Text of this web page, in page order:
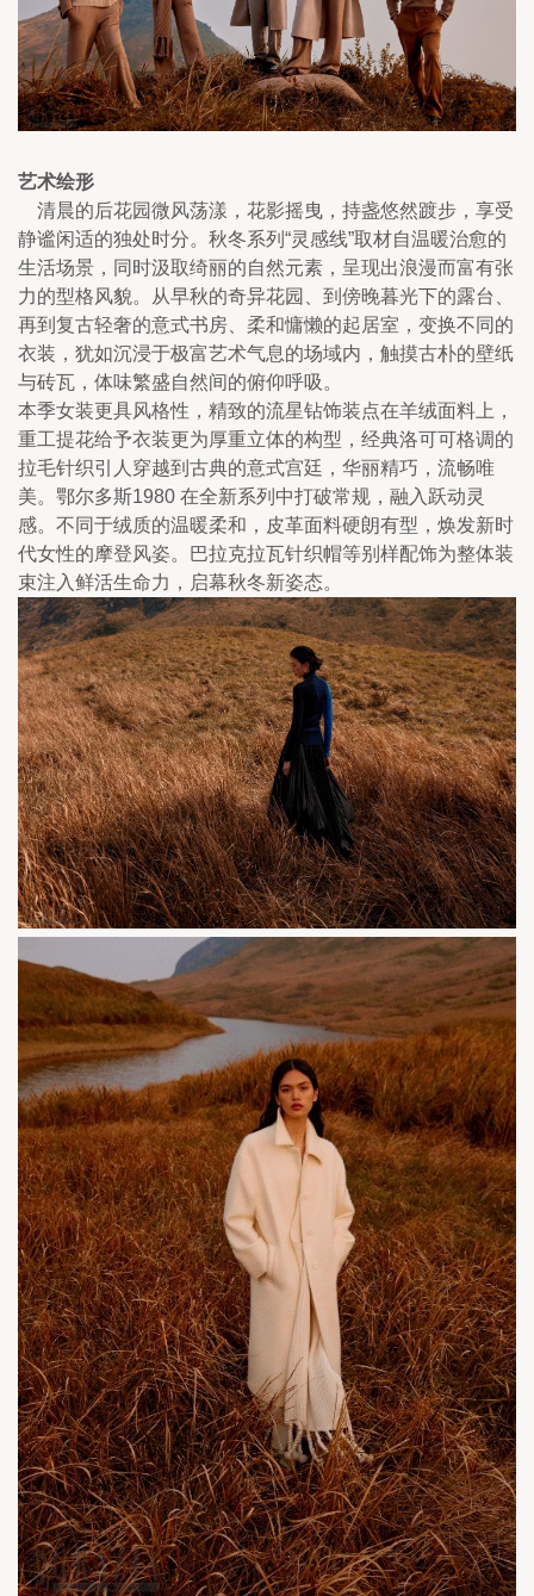
艺术绘形
清晨的后花园微风荡漾，花影摇曳，持盏悠然踱步，享受
静谧闲适的独处时分。秋冬系列“灵感线”取材自温暖治愈的
生活场景，同时汲取绮丽的自然元素，呈现出浪漫而富有张
力的型格风貌。从早秋的奇异花园、到傍晚暮光下的露台、
再到复古轻奢的意式书房、柔和慵懒的起居室，变换不同的
衣装，犹如沉浸于极富艺术气息的场域内，触摸古朴的壁纸
与砖瓦，体味繁盛自然间的俯仰呼吸。
本季女装更具风格性，精致的流星钻饰装点在羊绒面料上，
重工提花给予衣装更为厚重立体的构型，经典洛可可格调的
拉毛针织引人穿越到古典的意式宫廷，华丽精巧，流畅唯
美。鄂尔多斯1980 在全新系列中打破常规，融入跃动灵
感。不同于绒质的温暖柔和，皮革面料硬朗有型，焕发新时
代女性的摩登风姿。巴拉克拉瓦针织帽等别样配饰为整体装
束注入鲜活生命力，启幕秋冬新姿态。